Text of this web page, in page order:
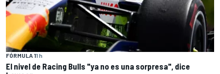
FÓRMULA 11 h
El nivel de Racing Bulls "ya no es una sorpresa", dice